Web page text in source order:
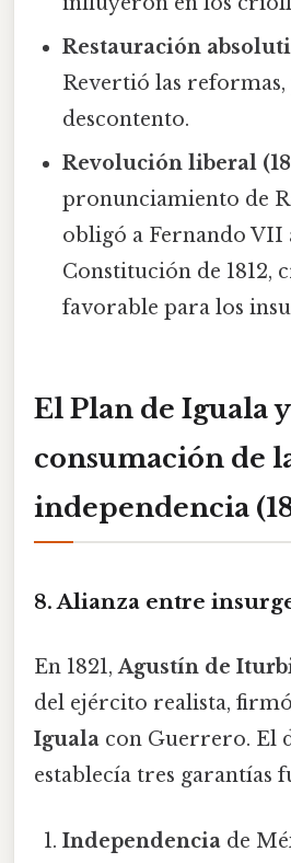
Restauración
Revertió las
descontento.
Revolución liberal
pronunciamiento de
obligó a Fernando
Constitución de 1812,
favorable para los
El Plan de Iguala
consumación de
independencia
8. Alianza entre
En 1821,Agustín de
del ejército realista,
Iguala con Guerrero. El
establecía tres garantías
Independencia de